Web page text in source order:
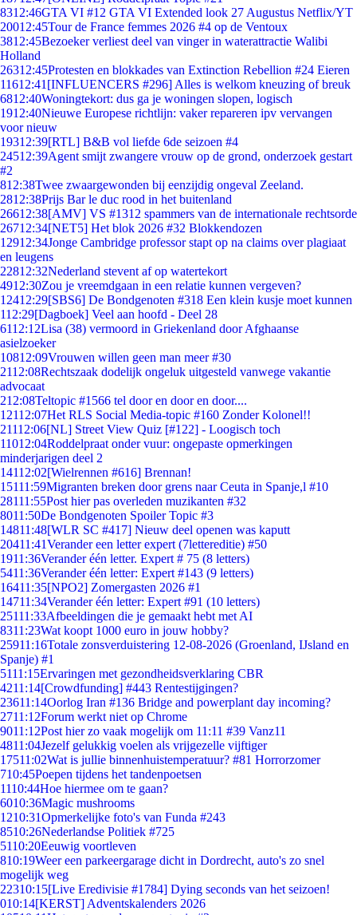
8312:46GTA VI #12 GTA VI Extended look 27 Augustus Netflix/YT
20012:45Tour de France femmes 2026 #4 op de Ventoux
3812:45Bezoeker verliest deel van vinger in waterattractie Walibi
Holland
26312:45Protesten en blokkades van Extinction Rebellion #24 Eieren
11612:41 [INFLUENCERS #296] Alles is welkom kneuzing of breuk
6812:40Woningtekort: dus ga je woningen slopen, logisch
1912:40Nieuwe Europese richtlijn: vaker repareren ipv vervangen
voor nieuw
19312:39[RTL] B&B vol liefde 6de seizoen #4
24512:39Agent smijt zwangere vrouw op de grond, onderzoek gestart
#2
812:38Twee zwaargewonden bij eenzijdig ongeval Zeeland.
2812:38Prijs Bar le duc rood in het buitenland
26612:38[AMV] VS #1312 spammers van de internationale rechtsorde
26712:34[NET5] Het blok 2026 #32 Blokkendozen
12912:34Jonge Cambridge professor stapt op na claims over plagiaat
en leugens
22812:32Nederland stevent af op watertekort
4912:30Zou je vreemdgaan in een relatie kunnen vergeven?
12412:29[SBS6] De Bondgenoten #318 Een klein kusje moet kunnen
112:29[Dagboek] Veel aan hoofd - Deel 28
6112:12Lisa (38) vermoord in Griekenland door Afghaanse
asielzoeker
10812:09Vrouwen willen geen man meer #30
2112:08Rechtszaak dodelijk ongeluk uitgesteld vanwege vakantie
advocaat
212:08Teltopic #1566 tel door en door en door....
12112:07Het RLS Social Media-topic #160 Zonder Kolonel!!
21112:06[NL] Street View Quiz [#122] - Loogisch toch
11012:04Roddelpraat onder vuur: ongepaste opmerkingen
minderjarigen deel 2
14112:02[Wielrennen #616] Brennan!
15111:59Migranten breken door grens naar Ceuta in Spanje,l #10
28111:55Post hier pas overleden muzikanten #32
8011:50De Bondgenoten Spoiler Topic #3
14811:48[WLR SC #417] Nieuw deel openen was kaputt
20411:41Verander een letter expert (7lettereditie) #50
1911:36Verander één letter. Expert # 75 (8 letters)
5411:36Verander één letter: Expert #143 (9 letters)
16411:35[NPO2] Zomergasten 2026 #1
14711:34Verander één letter: Expert #91 (10 letters)
25111:33Afbeeldingen die je gemaakt hebt met AI
8311:23Wat koopt 1000 euro in jouw hobby?
25911:16Totale zonsverduistering 12-08-2026 (Groenland, IJsland en
Spanje) #1
5111:15Ervaringen met gezondheidsverklaring CBR
4211:14[Crowdfunding] #443 Rentestijgingen?
23611:14Oorlog Iran #136 Bridge and powerplant day incoming?
2711:12Forum werkt niet op Chrome
9011:12Post hier zo vaak mogelijk om 11:11 #39 Vanz11
4811:04Jezelf gelukkig voelen als vrijgezelle vijftiger
17511:02Wat is jullie binnenhuistemperatuur? #81 Horrorzomer
710:45Poepen tijdens het tandenpoetsen
1110:44Hoe hiermee om te gaan?
6010:36Magic mushrooms
1210:31Opmerkelijke foto's van Funda #243
8510:26Nederlandse Politiek #725
5110:20Eeuwig voortleven
810:19Weer een parkeergarage dicht in Dordrecht, auto's zo snel
mogelijk weg
22310:15[Live Eredivisie #1784] Dying seconds van het seizoen!
010:14[KERST] Adventskalenders 2026